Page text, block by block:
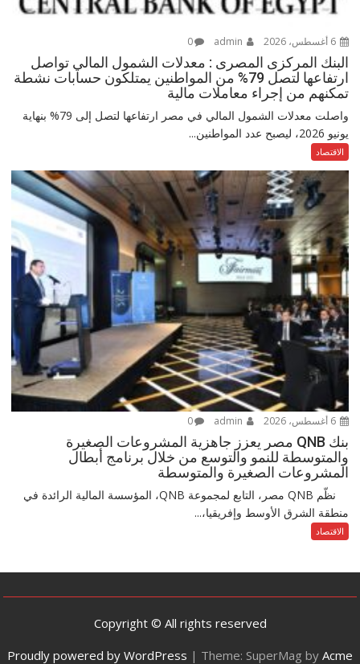
6 أغسطس، 2026 0
البنك المركزى المصرى : معدلات الشمول المالي تواصل
ارتفاعها لتصل 79% من المواطنين يمتلكون حسابات نشطة
تمكنهم من إجراء معاملات مالية
واصلت معدلات الشمول المالي في مصر ارتفاعها لتصل إلى 79% بنهاية
يونيو 2026، ليصبح عدد المواطنين...
الاقتصاد
6 أغسطس، 2026 0
بنك QNB مصر يعزز جاهزية المشروعات الصغيرة
والمتوسطة للنمو والتوسع من خلال برنامج أبطال
المشروعات الصغيرة والمتوسطة
نظّم QNB مصر، التابع لمجموعة QNB، المؤسسة المالية الرائدة في
منطقة الشرق الأوسط وإفريقيا،...
الاقتصاد
Copyright © All rights reserved
Proudly powered by WordPress | Theme: SuperMag by Acme